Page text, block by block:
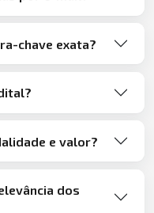
chave exata?
e valor?
dos